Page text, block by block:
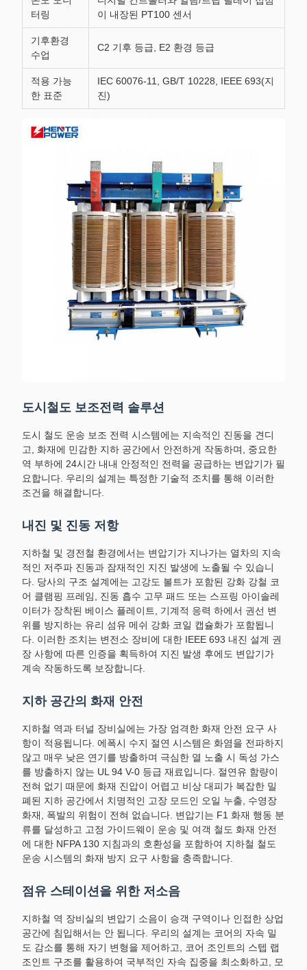
터링
이 내장된 PT100 센서
기후환경
수업
C2 기후 등급, E2 환경 등급
적용 가능
한 표준
IEC 60076-11, GB/T 10228, IEEE 693(지
진)
도시철도 보조전력 솔루션
도시 철도 운송 보조 전력 시스템에는 지속적인 진동을 견디
고, 화재에 민감한 지하 공간에서 안전하게 작동하며, 중요한
역 부하에 24시간 내내 안정적인 전력을 공급하는 변압기가 필
요합니다. 우리의 설계는 특정한 기술적 조치를 통해 이러한
조건을 해결합니다.
내진 및 진동 저항
지하철 및 경전철 환경에서는 변압기가 지나가는 열차의 지속
적인 저주파 진동과 잠재적인 지진 발생에 노출될 수 있습니
다. 당사의 구조 설계에는 고강도 볼트가 포함된 강화 강철 코
어 클램핑 프레임, 진동 흡수 고무 패드 또는 스프링 아이솔레
이터가 장착된 베이스 플레이트, 기계적 응력 하에서 권선 변
위를 방지하는 유리 섬유 메쉬 강화 코일 캡슐화가 포함됩니
다. 이러한 조치는 변전소 장비에 대한 IEEE 693 내진 설계 권
장 사항에 따른 인증을 획득하여 지진 발생 후에도 변압기가
계속 작동하도록 보장합니다.
지하 공간의 화재 안전
지하철 역과 터널 장비실에는 가장 엄격한 화재 안전 요구 사
항이 적용됩니다. 에폭시 수지 절연 시스템은 화염을 전파하지
않고 매우 낮은 연기를 방출하며 극심한 열 노출 시 독성 가스
를 방출하지 않는 UL 94 V-0 등급 재료입니다. 절연유 함량이
전혀 없기 때문에 화재 진압이 어렵고 비상 대피가 복잡한 밀
폐된 지하 공간에서 치명적인 고장 모드인 오일 누출, 수영장
화재, 폭발의 위험이 전혀 없습니다. 변압기는 F1 화재 행동 분
류를 달성하고 고정 가이드웨이 운송 및 여객 철도 화재 안전
에 대한 NFPA 130 지침과의 호환성을 포함하여 지하철 철도
운송 시스템의 화재 방지 요구 사항을 충족합니다.
점유 스테이션을 위한 저소음
지하철 역 장비실의 변압기 소음이 승객 구역이나 인접한 상업
공간에 침입해서는 안 됩니다. 우리의 설계는 코어의 자속 밀
도 감소를 통해 자기 변형을 제어하고, 코어 조인트의 스텝 랩
조인트 구조를 활용하여 국부적인 자속 집중을 최소화하고, 모